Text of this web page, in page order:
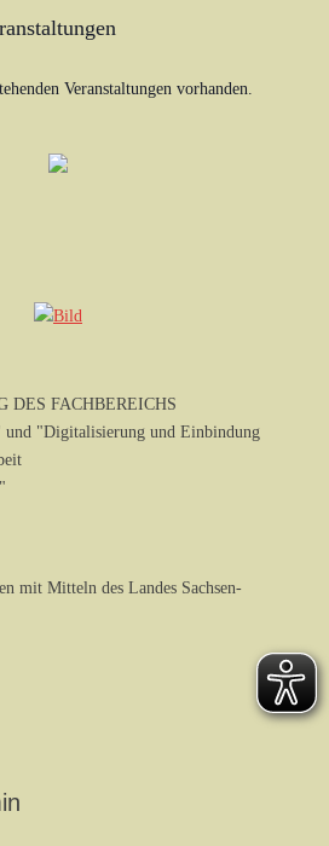
Veranstaltungen vorhanden.
DES FACHBEREICHS
"Digitalisierung und Einbindung
mit Mitteln des Landes Sachsen-